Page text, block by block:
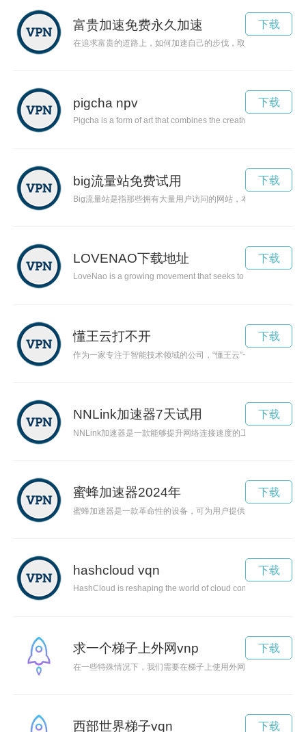
富贵加速免费永久加速
在追求富贵的道路上，如何加速自己的步伐，取得更大的成功？
下载
pigcha npv
Pigcha is a form of art that combines the creativity and skills
下载
big流量站免费试用
Big流量站是指那些拥有大量用户访问的网站，本文将揭示Big
下载
LOVENAO下载地址
LoveNao is a growing movement that seeks to spread love,
下载
懂王云打不开
作为一家专注于智能技术领域的公司，“懂王云”一直致力于为
下载
NNLink加速器7天试用
NNLink加速器是一款能够提升网络连接速度的工具，可以帮助
下载
蜜蜂加速器2024年
蜜蜂加速器是一款革命性的设备，可为用户提供更快速的网络
下载
hashcloud vqn
HashCloud is reshaping the world of cloud computing by
下载
求一个梯子上外网vnp
在一些特殊情况下，我们需要在梯子上使用外网，但遇到了困
下载
西部世界梯子vqn 下载